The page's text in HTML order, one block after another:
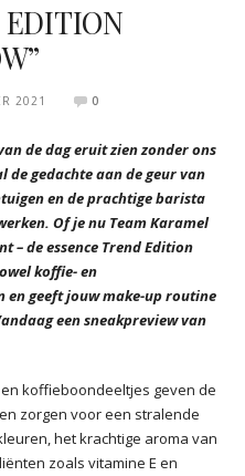
EDITION
2021 0
de dag eruit zien zonder ons
de gedachte aan de geur van
en de prachtige barista
Of je nu Team Karamel
– de essence Trend Edition
koffie- en
geeft jouw make-up routine
een sneakpreview van
koffieboondeeltjes geven de
zorgen voor een stralende
het krachtige aroma van
zoals vitamine E en